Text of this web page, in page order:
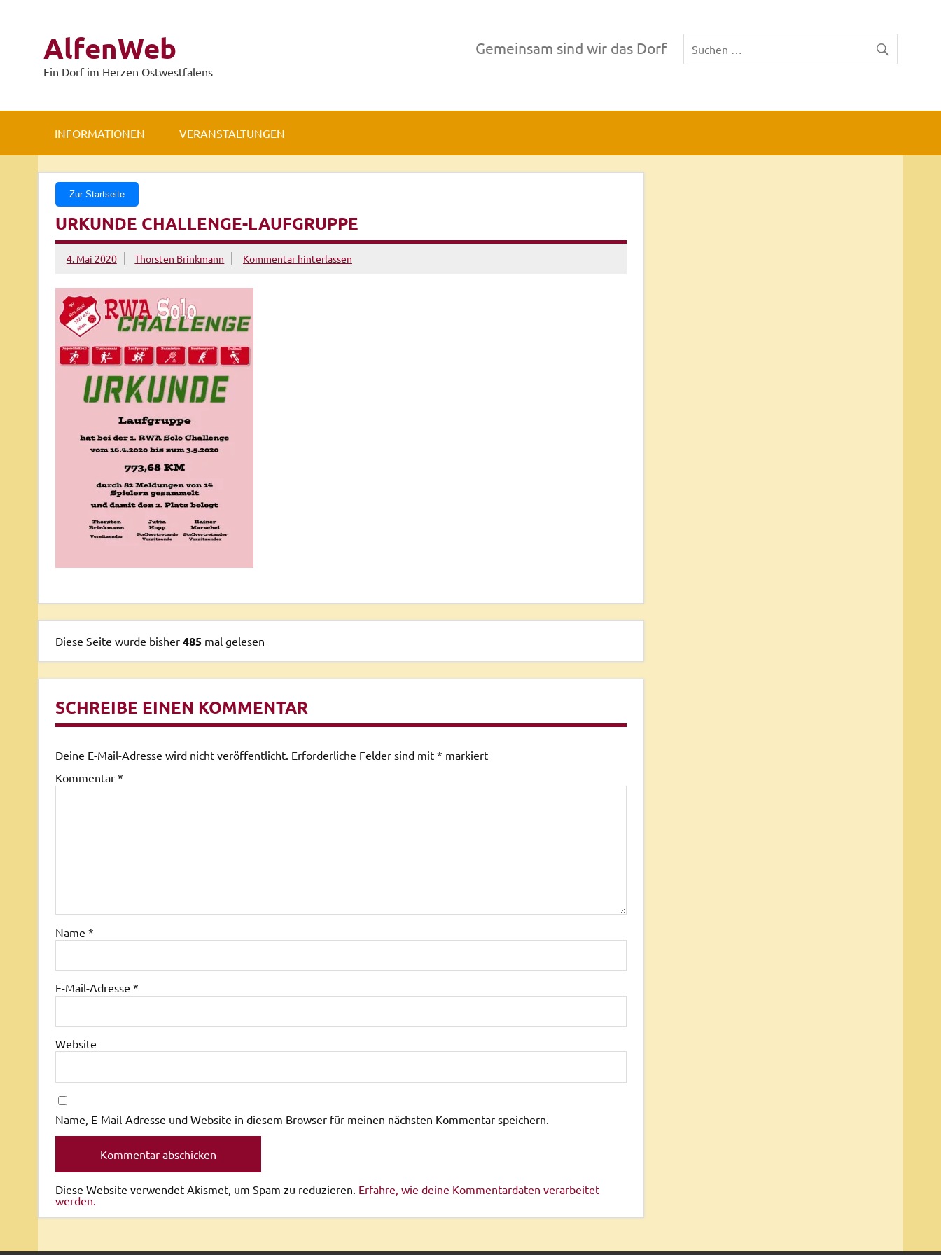
AlfenWeb
Ein Dorf im Herzen Ostwestfalens
Gemeinsam sind wir das Dorf
INFORMATIONEN VERANSTALTUNGEN
Zur Startseite
URKUNDE CHALLENGE-LAUFGRUPPE
4. Mai 2020 Thorsten Brinkmann Kommentar hinterlassen
Diese Seite wurde bisher485 mal gelesen
SCHREIBE EINEN KOMMENTAR
Deine E-Mail-Adresse wird nicht veröffentlicht. Erforderliche Felder sind mit * markiert
Kommentar *
Name *
E-Mail-Adresse *
Website
Name, E-Mail-Adresse und Website in diesem Browser für meinen nächsten Kommentar speichern.
Diese Website verwendet Akismet, um Spam zu reduzieren. Erfahre, wie deine Kommentardaten verarbeitet
werden.